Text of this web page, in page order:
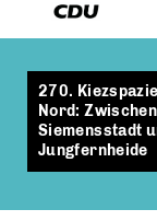
270.
Nord:
Siemensstadt
Jungfernheide